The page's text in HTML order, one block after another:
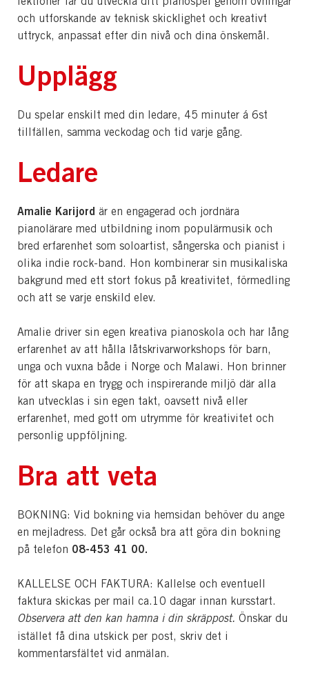
och utforskande av teknisk skicklighet och kreativt
uttryck, anpassat efter din nivå och dina önskemål.
Upplägg
Du spelar enskilt med din ledare, 45 minuter á 6st
tillfällen, samma veckodag och tid varje gång.
Ledare
Amalie Karijord är en engagerad och jordnära
pianolärare med utbildning inom populärmusik och
bred erfarenhet som soloartist, sångerska och pianist i
olika indie rock-band. Hon kombinerar sin musikaliska
bakgrund med ett stort fokus på kreativitet, förmedling
och att se varje enskild elev.
Amalie driver sin egen kreativa pianoskola och har lång
erfarenhet av att hålla låtskrivarworkshops för barn,
unga och vuxna både i Norge och Malawi. Hon brinner
för att skapa en trygg och inspirerande miljö där alla
kan utvecklas i sin egen takt, oavsett nivå eller
erfarenhet, med gott om utrymme för kreativitet och
personlig uppföljning.
Bra att veta
BOKNING: Vid bokning via hemsidan behöver du ange
en mejladress. Det går också bra att göra din bokning
på telefon 08-453 41 00.
KALLELSE OCH FAKTURA: Kallelse och eventuell
faktura skickas per mail ca.10 dagar innan kursstart.
Observera att den kan hamna i din skräppost. Önskar du
istället få dina utskick per post, skriv det i
kommentarsfältet vid anmälan.